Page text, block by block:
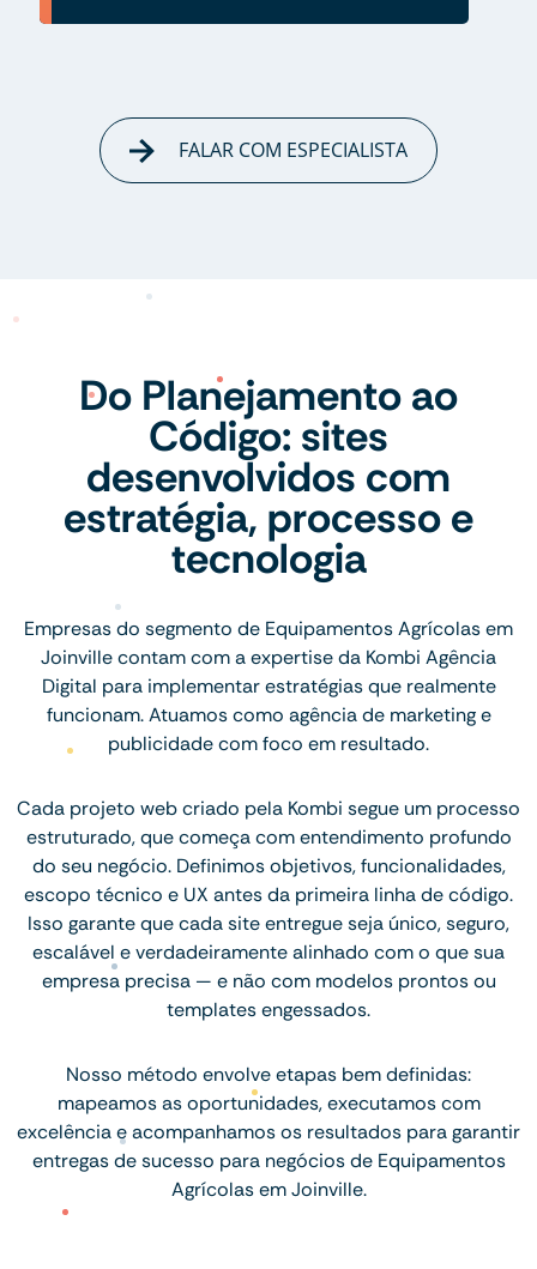
FALAR COM ESPECIALISTA
Do Planejamento ao
Código: sites
desenvolvidos com
estratégia, processo e
tecnologia
Empresas do segmento de Equipamentos Agrícolas em
Joinville contam com a expertise da Kombi Agência
Digital para implementar estratégias que realmente
funcionam. Atuamos como agência de marketing e
publicidade com foco em resultado.
Cada projeto web criado pela Kombi segue um processo
estruturado, que começa com entendimento profundo
do seu negócio. Definimos objetivos, funcionalidades,
escopo técnico e UX antes da primeira linha de código.
Isso garante que cada site entregue seja único, seguro,
escalável e verdadeiramente alinhado com o que sua
empresa precisa — e não com modelos prontos ou
templates engessados.
Nosso método envolve etapas bem definidas:
mapeamos as oportunidades, executamos com
excelência e acompanhamos os resultados para garantir
entregas de sucesso para negócios de Equipamentos
Agrícolas em Joinville.